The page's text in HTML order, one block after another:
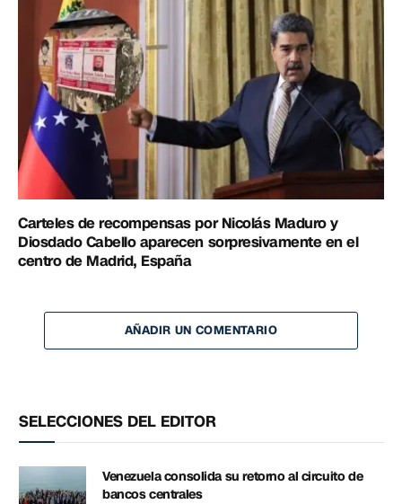
Carteles de recompensas por Nicolás Maduro y
Diosdado Cabello aparecen sorpresivamente en el
centro de Madrid, España
AÑADIR UN COMENTARIO
SELECCIONES DEL EDITOR
Venezuela consolida su retorno al circuito de
bancos centrales